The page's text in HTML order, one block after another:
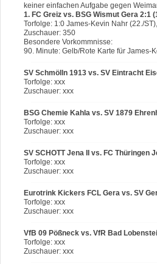
keiner einfachen Aufgabe gegen
1. FC Greiz vs. BSG Wismut Gera 2:1
Torfolge: 1:0 James-Kevin Nahr (22./
Zuschauer: 350
Besondere Vorkommnisse:
90. Minute: Gelb/Rote Karte für James-
SV Schmölln 1913 vs. SV Eintracht
Torfolge: xxx
Zuschauer: xxx
BSG Chemie Kahla vs. SV 1879
Torfolge: xxx
Zuschauer: xxx
SV SCHOTT Jena II vs. FC Thüringen
Torfolge: xxx
Zuschauer: xxx
Eurotrink Kickers FCL Gera vs. SV
Torfolge: xxx
Zuschauer: xxx
VfB 09 Pößneck vs. VfR Bad
Torfolge: xxx
Zuschauer: xxx